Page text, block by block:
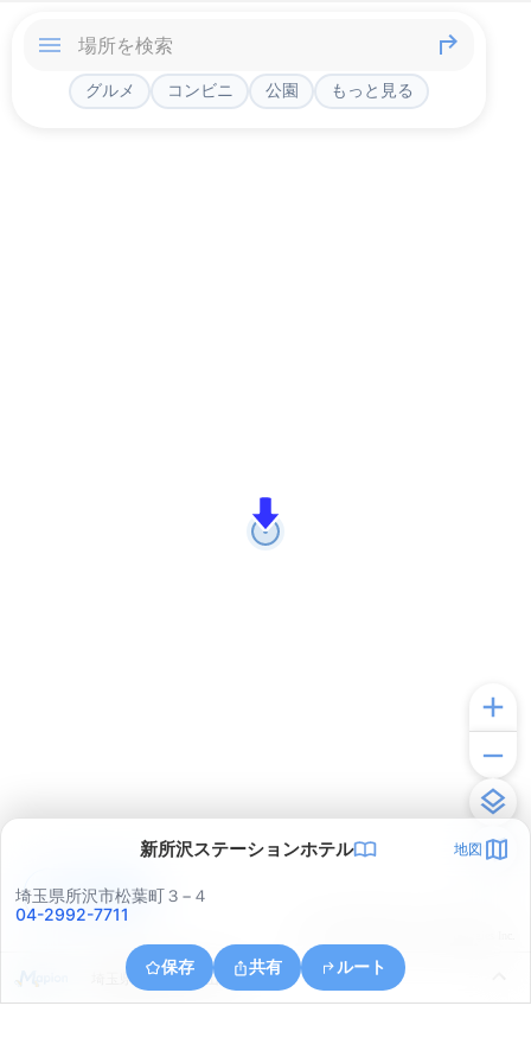
グルメ コンビニ 公園 もっと見る
新所沢ステーションホテル 地図
埼玉県所沢市松葉町３−４
04-2992-7711
保存 共有 ルート
埼玉県所沢市大字山口
アプリで見る